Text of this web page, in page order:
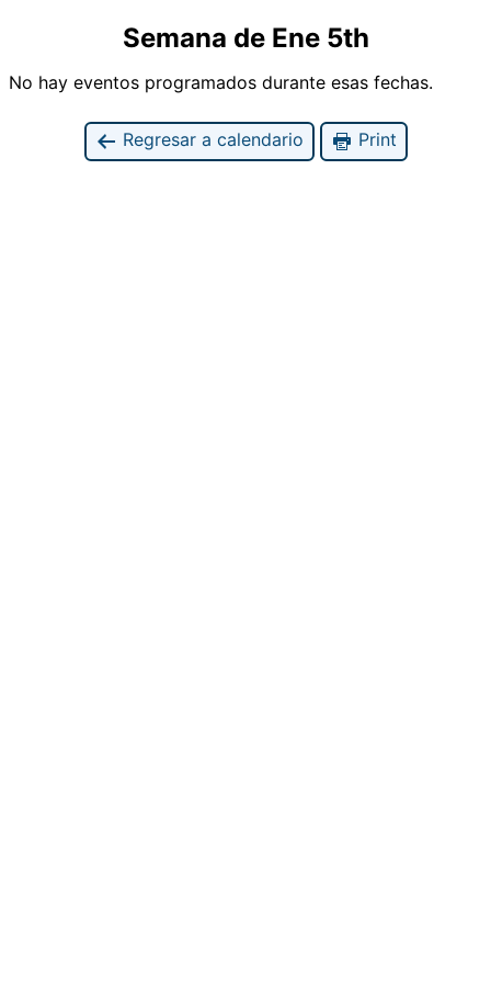
Semana de Ene 5th
No hay eventos programados durante esas fechas.
Regresar a calendario Print